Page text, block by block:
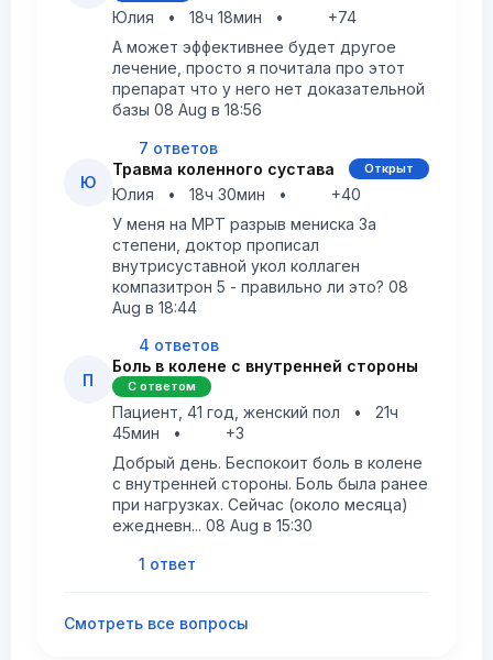
Юлия • 18ч 18мин •
+74
А может эффективнее будет другое
лечение, просто я почитала про этот
препарат что у него нет доказательной
базы 08 Aug в 18:56
7 ответов
Ю
Травма коленного сустава Открыт
Юлия • 18ч 30мин •
+40
У меня на МРТ разрыв мениска 3а
степени, доктор прописал
внутрисуставной укол коллаген
компазитрон 5 - правильно ли это? 08
Aug в 18:44
4 ответов
П
Боль в колене с внутренней стороны
С ответом
Пациент, 41 год, женский пол •
21ч
45мин
•
+3
Добрый день. Беспокоит боль в колене
с внутренней стороны. Боль была ранее
при нагрузках. Сейчас (около месяца)
ежедневн... 08 Aug в 15:30
1 ответ
Смотреть все вопросы